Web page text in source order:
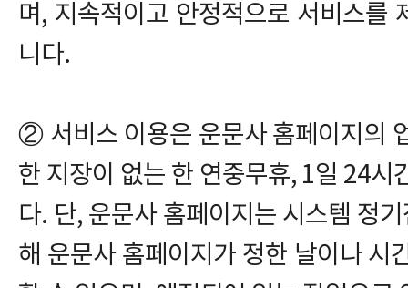
며, 지속적이고 안정적으로 서비스를
니다.
② 서비스 이용은 운문사 홈페이지의
한 지장이 없는 한 연중무휴, 1일 24시
다. 단, 운문사 홈페이지는 시스템 정
해 운문사 홈페이지가 정한 날이나 시